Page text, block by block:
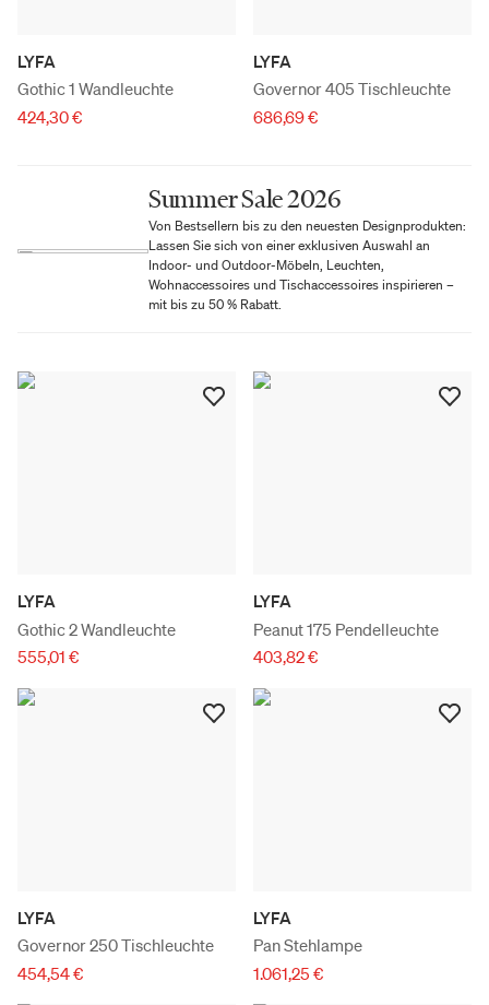
LYFA
Gothic 1 Wandleuchte
424,30 €
LYFA
Governor 405 Tischleuchte
686,69 €
Summer Sale 2026
Von Bestsellern bis zu den neuesten Designprodukten:
Lassen Sie sich von einer exklusiven Auswahl an
Indoor- und Outdoor-Möbeln, Leuchten,
Wohnaccessoires und Tischaccessoires inspirieren –
mit bis zu 50 % Rabatt.
LYFA
Gothic 2 Wandleuchte
555,01 €
LYFA
Peanut 175 Pendelleuchte
403,82 €
LYFA
Governor 250 Tischleuchte
454,54 €
LYFA
Pan Stehlampe
1.061,25 €